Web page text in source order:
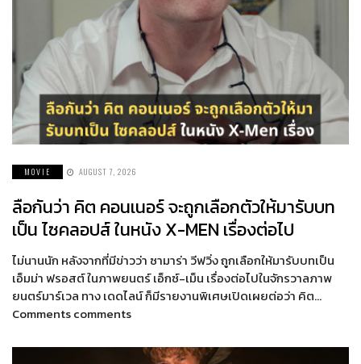
MOVIE AUGUST 7, 2026
ลือกันว่า คิต คอนเนอร์ จะถูกเลือกตัวให้มารับบท
เป็น ไซคลอปส์ ในหนัง X-MEN เรื่องต่อไป
ไม่นานนัก หลังจากที่มีข่าวว่า ซามาร่า วีฟวิ่ง ถูกเลือกให้มารับบทเป็น
เอ็มม่า ฟรอสต์ ในภาพยนตร์ เอ็กซ์-เม็น เรื่องต่อไปในจักรวาลภาพ
ยนตร์มาร์เวล ทาง เดดไลน์ ก็มีรายงานพิเศษเปิดเผยต่อว่า คิต…
Comments comments